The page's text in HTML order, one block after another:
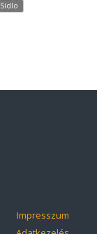
Sídlo
Impresszum